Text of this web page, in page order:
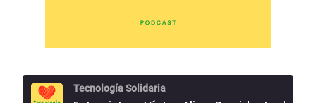
Tecnología Solidaria